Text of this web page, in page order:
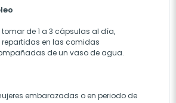
de 1 a 3 cápsulas al día,
repartidas en las comidas
de un vaso de agua.
embarazadas o en periodo de